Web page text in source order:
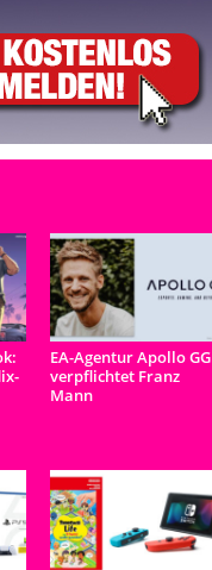
EA-Agentur Apollo GG
verpflichtet Franz
Mann